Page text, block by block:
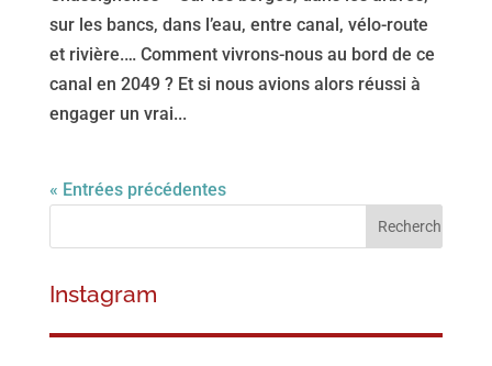
sur les bancs, dans l’eau, entre canal, vélo-route
et rivière.… Comment vivrons-nous au bord de ce
canal en 2049 ? Et si nous avions alors réussi à
engager un vrai...
« Entrées précédentes
Instagram